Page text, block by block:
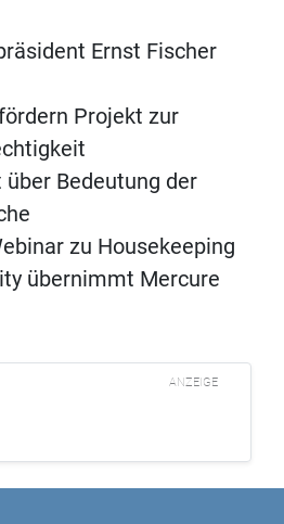
Ernst Fischer
Projekt zur
Bedeutung der
zu Housekeeping
übernimmt Mercure
ANZEIGE